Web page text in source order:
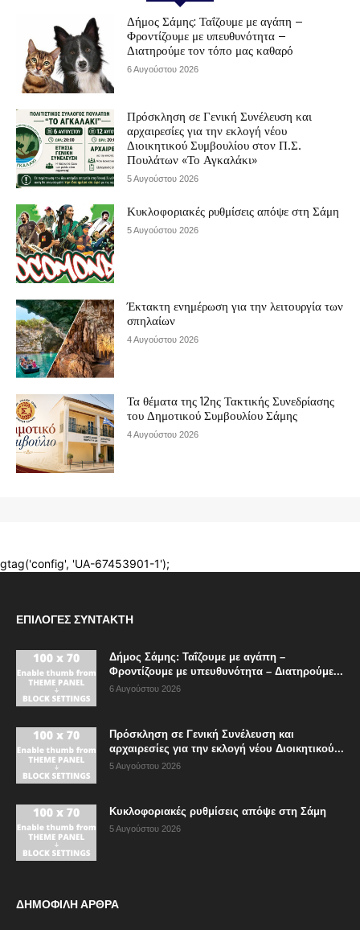
ΕΠΙΛΟΓΈΣ ΣΥΝΤΆΚΤΗ
Δήμος Σάμης: Ταΐζουμε με αγάπη –
Φροντίζουμε με υπευθυνότητα – Διατηρούμε...
6 Αυγούστου 2026
Πρόσκληση σε Γενική Συνέλευση και
αρχαιρεσίες για την εκλογή νέου Διοικητικού...
5 Αυγούστου 2026
Κυκλοφοριακές ρυθμίσεις απόψε στη Σάμη
5 Αυγούστου 2026
ΔΗΜΟΦΙΛΗ ΑΡΘΡΑ